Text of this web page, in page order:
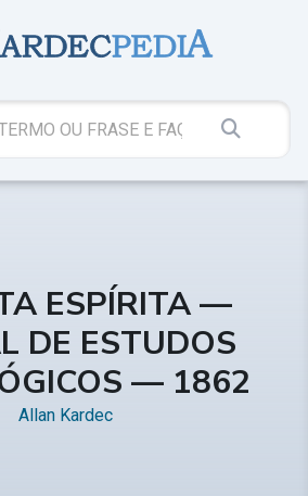
ESPÍRITA —
DE ESTUDOS
— 1862
Allan Kardec